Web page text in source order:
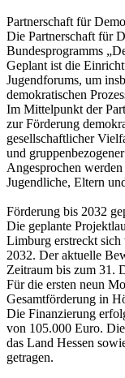
Partnerschaft für
Die Partnerschaft für
Bundesprogramms
Geplant ist die
Jugendforums, um
demokratischen
Im Mittelpunkt der
zur Förderung
gesellschaftlicher
und
Angesprochen
Jugendliche, Eltern
Förderung bis 2032
Die geplante
Limburg erstreckt
2032. Der aktuelle
Zeitraum bis zum 31.
Für die ersten neun
Gesamtförderung in
Die Finanzierung
von 105.000 Euro.
das Land Hessen
getragen.